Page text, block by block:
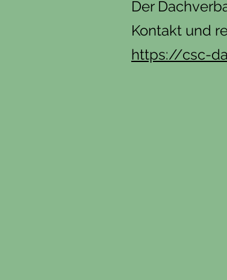
Der
Kontakt und
https://csc-